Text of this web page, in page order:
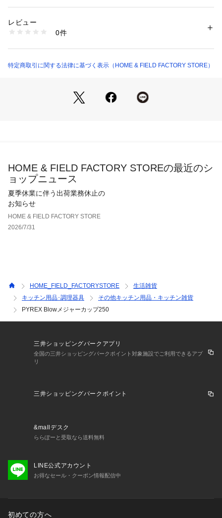
品・キッチン雑貨
生産国：中国
1099400000197
レビュー
0件
特定商取引に関する法律に基づく表示（HOME & FIELD FACTORY STORE）
HOME & FIELD FACTORY STOREの最近のシ
ョップニュース
夏季休業に伴う出荷業務休止の
お知らせ
HOME & FIELD FACTORY STORE
2026/7/31
HOME_FIELD_FACTORYSTORE
生活雑貨
キッチン用品･調理器具
その他キッチン用品・キッチン雑貨
PYREX Blowメジャーカップ250
三井ショッピングパークアプリ
全国の三井ショッピングパークポイント対象施設でご利用できるアプ
リ
三井ショッピングパークポイント
&mallデスク
ららぽーと受取なら送料無料
LINE公式アカウント
お得なセール・クーポン情報配信中
初めての方へ